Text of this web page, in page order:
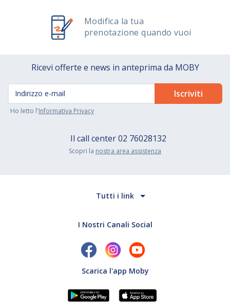
Modifica la tua
prenotazione quando vuoi
Ricevi offerte e news in anteprima da MOBY
Ho letto l'Informativa Privacy
Il call center02 76028132
Scopri la nostra area assistenza
Tutti i link
I Nostri Canali Social
Scarica l'app Moby